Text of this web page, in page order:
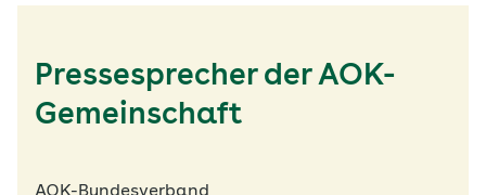
Pressesprecher der AOK-
Gemeinschaft